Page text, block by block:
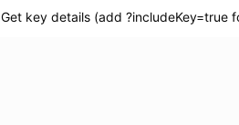
Get key details (add ?includeKey=true